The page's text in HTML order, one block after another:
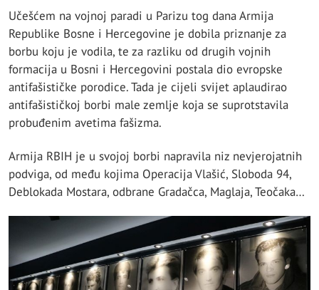
Učešćem na vojnoj paradi u Parizu tog dana Armija
Republike Bosne i Hercegovine je dobila priznanje za
borbu koju je vodila, te za razliku od drugih vojnih
formacija u Bosni i Hercegovini postala dio evropske
antifašističke porodice. Tada je cijeli svijet aplaudirao
antifašističkoj borbi male zemlje koja se suprotstavila
probuđenim avetima fašizma.
Armija RBIH je u svojoj borbi napravila niz nevjerojatnih
podviga, od među kojima Operacija Vlašić, Sloboda 94,
Deblokada Mostara, odbrane Gradačca, Maglaja, Teočaka…